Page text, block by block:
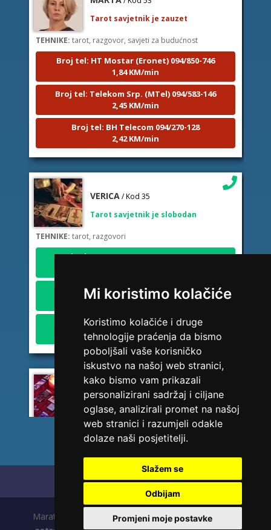
Mi koristimo kolačiće
Koristimo kolačiće i druge
tehnologije praćenja da bismo
poboljšali vaše korisničko
iskustvo na našoj web stranici,
kako bismo vam prikazali
personalizirani sadržaj i ciljane
oglase, analizirali promet na našoj
web stranici i razumjeli odakle
dolaze naši posjetitelji.
Slažem se
Odbijam
Promjeni moje postavke
TEHNIKE:tarot, razgovor, savjeti za budućnost
Broj tel: HT Mostar (Eronet) 094/850-746
1,84 KM/min
Broj tel: Telekom Srp. (MTel) 094/583-146
2,45 KM/min
Broj tel: BH Telecom 094/270-128
2,42 KM/min
TEHNIKE:tarot, razgovori
Broj tel: HT Mostar (Eronet) 094/850-746
2,45 KM/min
2,42 KM/min
LUCIJA / Kod #136
Tarot savjetnik je zauzet
sudbinske karte, anđeoske poruke
Broj tel: HT Mostar (Eronet) 094/850-746
1,84 KM/min
Broj tel: Telekom Srp. (MTel) 094/583-146
2,45 KM/min
Broj tel: BH Telecom 094/270-128
2,42 KM/min
Početna Polica privatnosti
Maratela mreže d.o.o., 072700700, +18 Copyright Ⓒ